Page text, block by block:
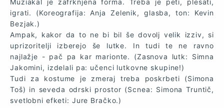
Muziakal je zafrknjena forma. Treba je peti, plesati,
igrati. (Koreografija: Anja Zelenik, glasba, ton: Kevin
Bezjak.)
Ampak, kakor da to ne bi bil še dovolj velik izziv, si
uprizoritelji izberejo še lutke. In tudi te ne ravno
najlažje - pač pa kar marionte. (Zasnova lutk: Simna
Jakomini, izdelali pa: učenci lutkovne skupine!)
Tudi za kostume je zmeraj treba poskrbeti (Simona
Toš) in seveda odrski prostor (Scnea: Simona Truntič,
svetlobni efketi: Jure Bračko.)